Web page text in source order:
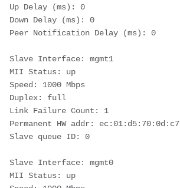
Up Delay (ms): 0
Down Delay (ms): 0
Peer Notification Delay (ms): 0
Slave Interface: mgmt1
MII Status: up
Speed: 1000 Mbps
Duplex: full
Link Failure Count: 1
Permanent HW addr: ec:01:d5:70:0d:c7
Slave queue ID: 0
Slave Interface: mgmt0
MII Status: up